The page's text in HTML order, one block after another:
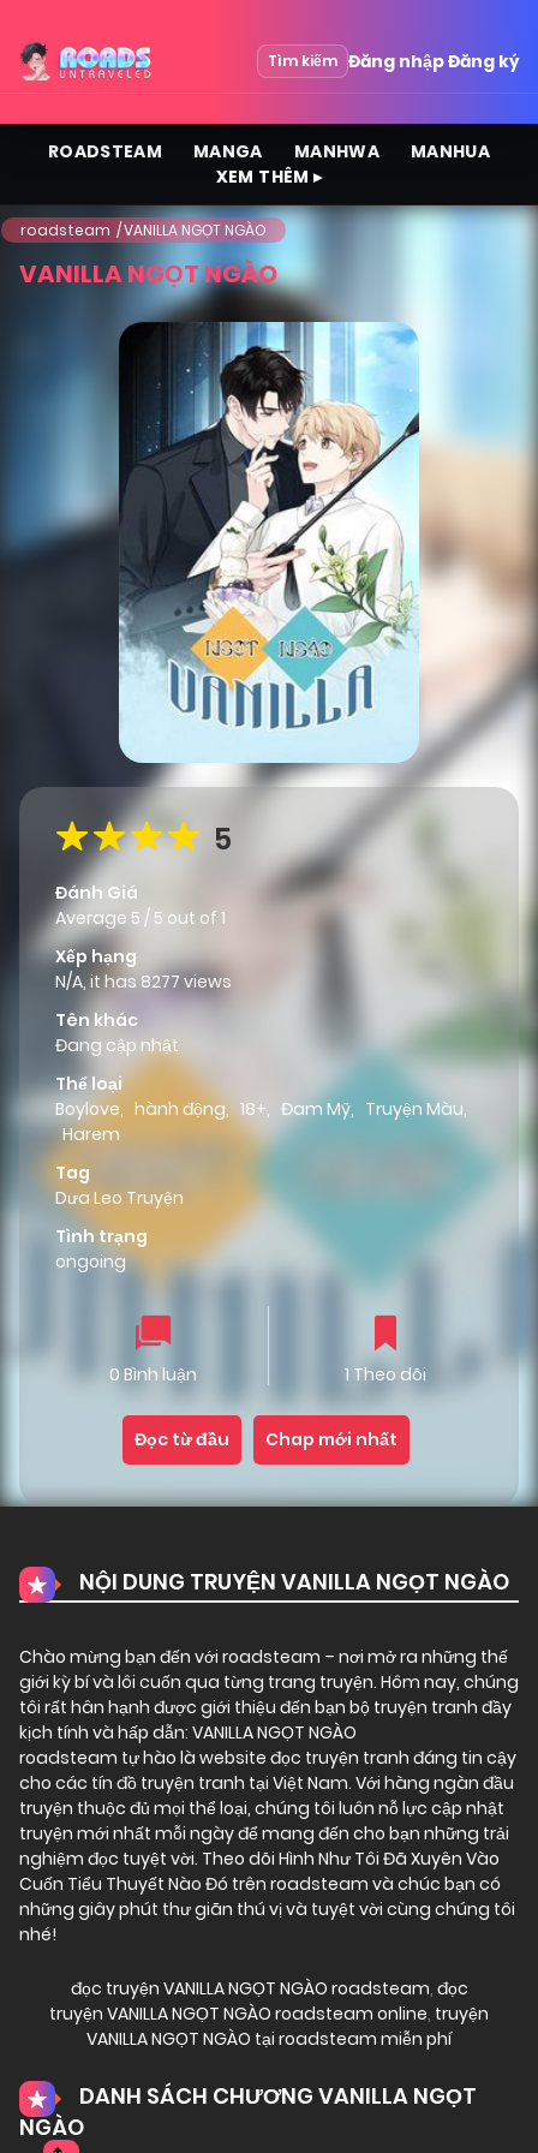
Tìm kiếm Đăng nhậpĐăng ký
ROADSTEAM MANGA MANHWA
MANHUA
XEM THÊM ▸
roadsteam VANILLA NGỌT NGÀO
VANILLA NGỌT NGÀO
5
Đánh Giá
Average 5 / 5 out of 1
Xếp hạng
N/A, it has 8277 views
Tên khác
Đang cập nhật
Thể loại
Boylove, hành động, 18+, Đam Mỹ, Truyện Màu,
Harem
Tag
Dưa Leo Truyện
Tình trạng
ongoing
0 Bình luận 1 Theo dõi
Đọc từ đầu Chap mới nhất
NỘI DUNG TRUYỆN VANILLA NGỌT NGÀO
Chào mừng bạn đến với roadsteam – nơi mở ra những thế
giới kỳ bí và lôi cuốn qua từng trang truyện. Hôm nay, chúng
tôi rất hân hạnh được giới thiệu đến bạn bộ truyện tranh đầy
kịch tính và hấp dẫn: VANILLA NGỌT NGÀO
roadsteam tự hào là website đọc truyện tranh đáng tin cậy
cho các tín đồ truyện tranh tại Việt Nam. Với hàng ngàn đầu
truyện thuộc đủ mọi thể loại, chúng tôi luôn nỗ lực cập nhật
truyện mới nhất mỗi ngày để mang đến cho bạn những trải
nghiệm đọc tuyệt vời. Theo dõi Hình Như Tôi Đã Xuyên Vào
Cuốn Tiểu Thuyết Nào Đó trên roadsteam và chúc bạn có
những giây phút thư giãn thú vị và tuyệt vời cùng chúng tôi
nhé!
đọc truyện VANILLA NGỌT NGÀO roadsteam, đọc
truyện VANILLA NGỌT NGÀO roadsteam online, truyện
VANILLA NGỌT NGÀO tại roadsteam miễn phí
DANH SÁCH CHƯƠNG VANILLA NGỌT
NGÀO